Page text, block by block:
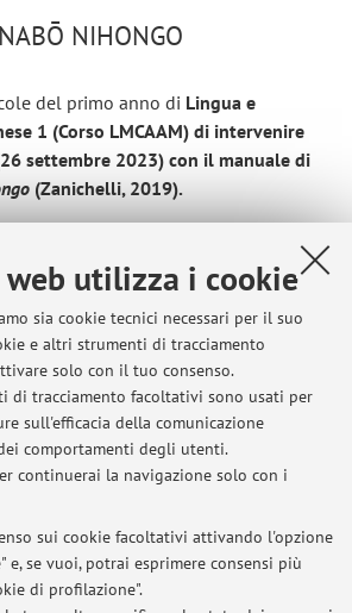
utilizza i cookie
sia cookie tecnici necessari per il suo
e altri strumenti di tracciamento
solo con il tuo consenso.
di tracciamento facoltativi sono usati per
sull'efficacia della comunicazione
comportamenti degli utenti.
continuerai la navigazione solo con i
sui cookie facoltativi attivando l'opzione
e, se vuoi, potrai esprimere consensi più
di profilazione".
NIHONGO
del primo anno di Lingua e
1 (Corso LMCAAM) di intervenire
settembre 2023) con il manuale di
(Zanichelli, 2019).
Ultimi avvisi
LINGUA E LINGUISTICA GIAPPONESE 1
VIRTUALE